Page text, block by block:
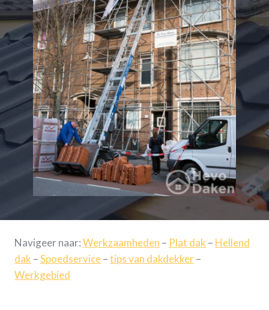
Navigeer naar:Werkzaamheden – Plat dak – Hellend
dak –Spoedservice–tips van dakdekker–
Werkgebied